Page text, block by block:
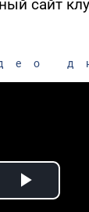
сайт
Play